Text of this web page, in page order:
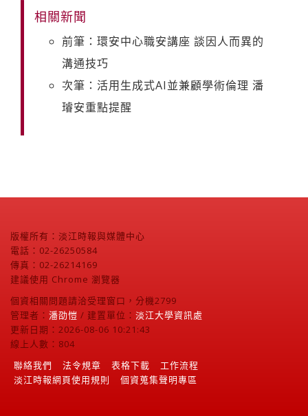
相關新聞
前筆：環安中心職安講座 談因人而異的
溝通技巧
次筆：活用生成式AI並兼顧學術倫理 潘
璿安重點提醒
版權所有：淡江時報與媒體中心
電話：02-26250584
傳真：02-26214169
建議使用 Chrome 瀏覽器
個資相關問題請洽受理窗口，分機2799
管理者： 潘劭愷 / 建置單位： 淡江大學資訊處
更新日期：2026-08-06 10:21:43
線上人數：804
聯絡我們
法令規章 表格下載
工作流程
淡江時報網頁使用規則
個資蒐集聲明專區